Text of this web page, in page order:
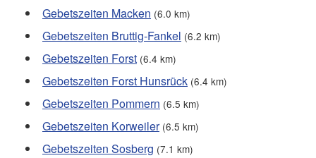
Gebetszeiten Macken (6.0 km)
Gebetszeiten Bruttig-Fankel (6.2 km)
Gebetszeiten Forst (6.4 km)
Gebetszeiten Forst Hunsrück (6.4 km)
Gebetszeiten Pommern (6.5 km)
Gebetszeiten Korweiler (6.5 km)
Gebetszeiten Sosberg (7.1 km)